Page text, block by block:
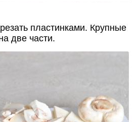
пластинками. Крупные
две части.